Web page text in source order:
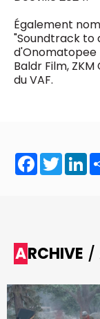
Également
"Soundtrack to
d'Onomatopee
Baldr Film,
du VAF.
Facebook
ARCHIVE /
Des